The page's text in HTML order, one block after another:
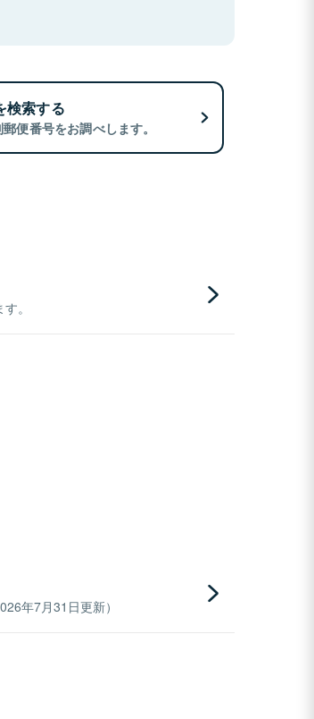
検索する
便番号をお調べします。
。
年7月31日更新）